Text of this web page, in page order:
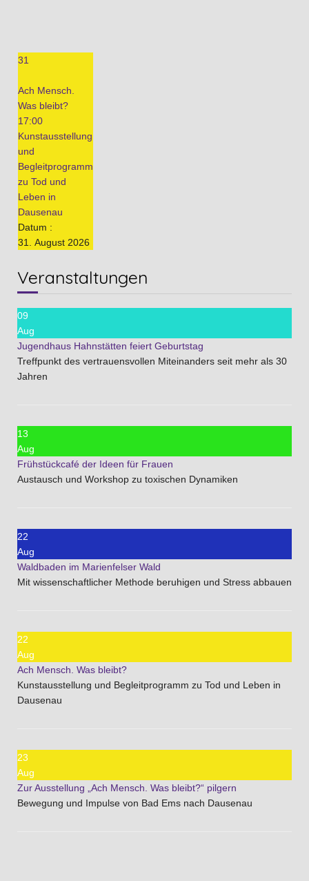
31
Ach Mensch.
Was bleibt?
17:00
Kunstausstellung
und
Begleitprogramm
zu Tod und
Leben in
Dausenau
Datum :
31. August 2026
Veranstaltungen
09
Aug
Jugendhaus Hahnstätten feiert Geburtstag
Treffpunkt des vertrauensvollen Miteinanders seit mehr als 30
Jahren
13
Aug
Frühstückcafé der Ideen für Frauen
Austausch und Workshop zu toxischen Dynamiken
22
Aug
Waldbaden im Marienfelser Wald
Mit wissenschaftlicher Methode beruhigen und Stress abbauen
22
Aug
Ach Mensch. Was bleibt?
Kunstausstellung und Begleitprogramm zu Tod und Leben in
Dausenau
23
Aug
Zur Ausstellung „Ach Mensch. Was bleibt?“ pilgern
Bewegung und Impulse von Bad Ems nach Dausenau